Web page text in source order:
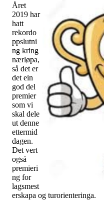
Året
2019 har
hatt
rekordo
ppslutni
ng kring
nærløpa,
så det er
det ein
god del
premier
som vi
skal dele
ut denne
ettermid
dagen.
Det vert
også
premieri
ng for
lagsmest
erskapa og turorienteringa.